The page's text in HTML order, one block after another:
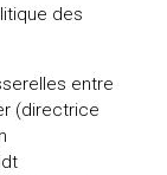
des
entre
(directrice